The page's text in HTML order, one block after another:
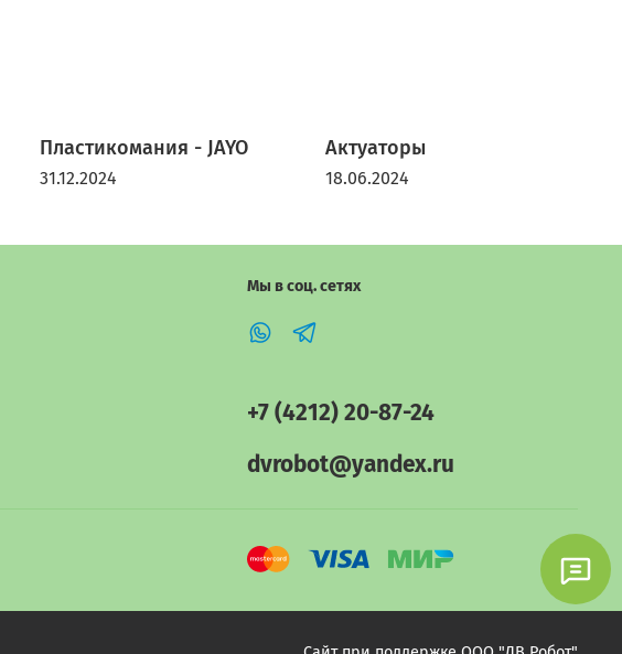
Пластикомания - JAYO
31.12.2024
Актуаторы
18.06.2024
Мы в соц. сетях
+7 (4212) 20-87-24
dvrobot@yandex.ru